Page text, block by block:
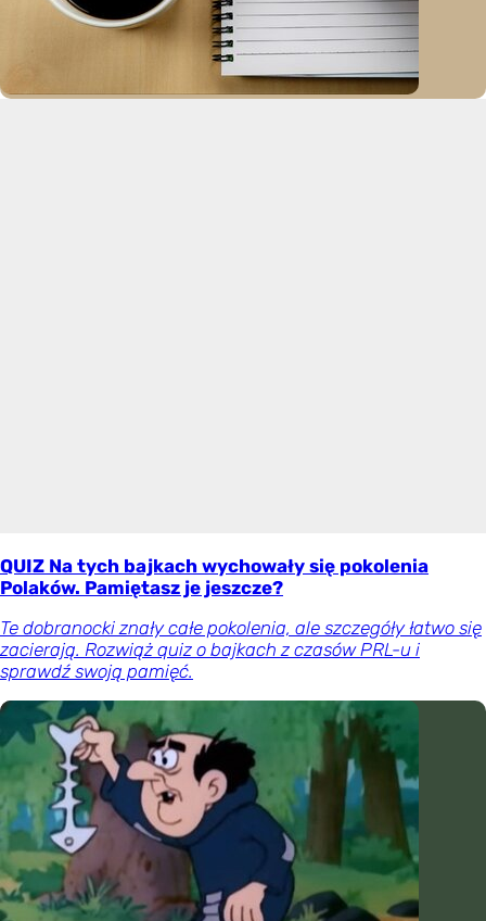
QUIZ Na tych bajkach wychowały się pokolenia
Polaków. Pamiętasz je jeszcze?
Te dobranocki znały całe pokolenia, ale szczegóły łatwo się
zacierają. Rozwiąż quiz o bajkach z czasów PRL-u i
sprawdź swoją pamięć.